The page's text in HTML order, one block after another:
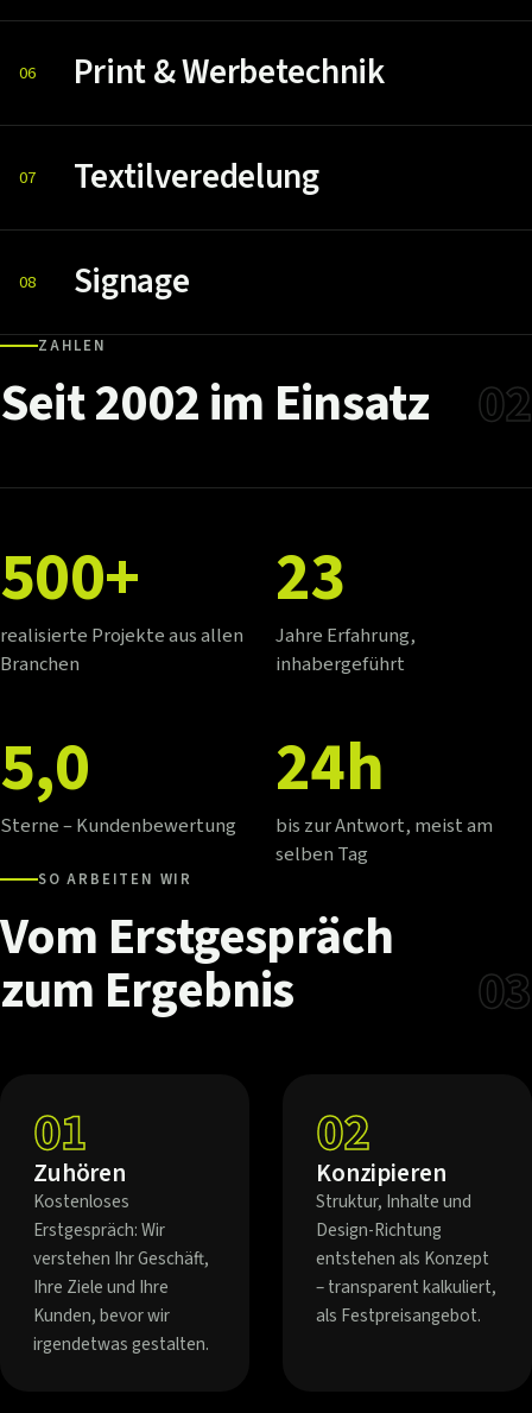
06 Print & Werbetechnik
07 Textilveredelung
08 Signage
ZAHLEN
Seit2002im Einsatz 02
500+
realisierte Projekte aus allen
Branchen
23
Jahre Erfahrung,
inhabergeführt
5,0
Sterne – Kundenbewertung
24h
bis zur Antwort, meist am
selben Tag
SO ARBEITEN WIR
Vom Erstgespräch
zum Ergebnis
03
01
Zuhören
Kostenloses
Erstgespräch: Wir
verstehen Ihr Geschäft,
Ihre Ziele und Ihre
Kunden, bevor wir
irgendetwas gestalten.
02
Konzipieren
Struktur, Inhalte und
Design-Richtung
entstehen als Konzept
– transparent kalkuliert,
als Festpreisangebot.